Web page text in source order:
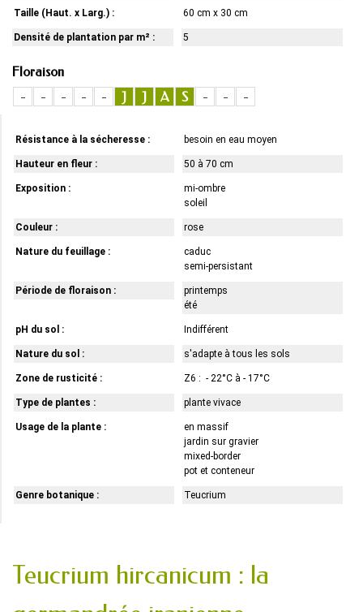
Taille (Haut. x Larg.) : 60 cm x 30 cm
Densité de plantation par m² : 5
Floraison
-
- - - - J J A S - - -
Résistance à la sécheresse : besoin en eau moyen
Hauteur en fleur : 50 à 70 cm
Exposition :
mi-ombre
soleil
Couleur : rose
Nature du feuillage :
caduc
semi-persistant
Période de floraison :
printemps
été
pH du sol : Indifférent
Nature du sol : s'adapte à tous les sols
Zone de rusticité : Z6 : - 22°C à - 17°C
Type de plantes : plante vivace
Usage de la plante :
en massif
jardin sur gravier
mixed-border
pot et conteneur
Genre botanique : Teucrium
Teucrium hircanicum : la